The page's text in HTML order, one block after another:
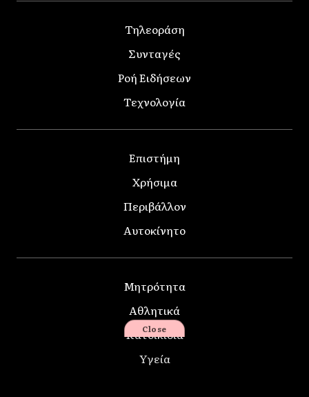
Τηλεοράση
Συνταγές
Ροή Ειδήσεων
Τεχνολογία
Επιστήμη
Χρήσιμα
Περιβάλλον
Αυτοκίνητο
Μητρότητα
Αθλητικά
Κατοικίδια
Υγεία
Close